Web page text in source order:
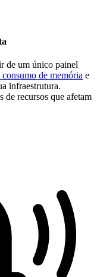
de um único painel
consumo de memória e
infraestrutura.
de recursos que afetam